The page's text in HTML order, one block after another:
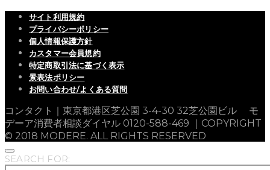
サイト利用規約
プライバシーポリシー
個人情報保護方針
カスタマー会員規約
特定商取引法に基づく表示
景表法ポリシー
お問い合わせ/よくある質問
コンタクト｜東京都港区芝公園 3-4-30 32芝公園ビル モ
デーア消費者相談ダイヤル 0120-588-469 ｜COPYRIGHT
© 2018 MODERE. ALL RIGHTS RESERVED
SEARCH FOR: